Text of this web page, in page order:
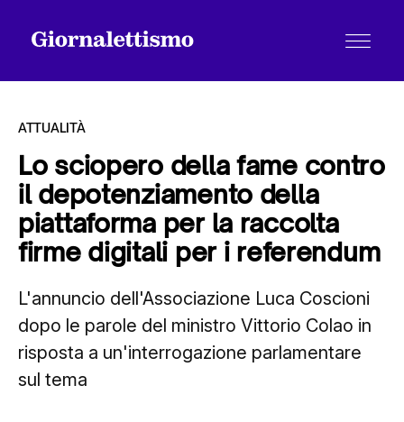
Tutti gli articoli
Contatti
ATTUALITÀ
Lo sciopero della fame contro
il depotenziamento della
piattaforma per la raccolta
firme digitali per i referendum
L'annuncio dell'Associazione Luca Coscioni
dopo le parole del ministro Vittorio Colao in
risposta a un'interrogazione parlamentare
sul tema